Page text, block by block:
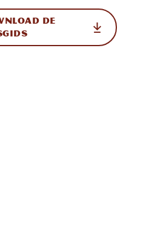
in-/uitschakelen
DE